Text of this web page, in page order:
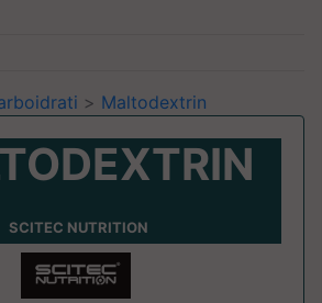
> Maltodextrin
SCITEC NUTRITION